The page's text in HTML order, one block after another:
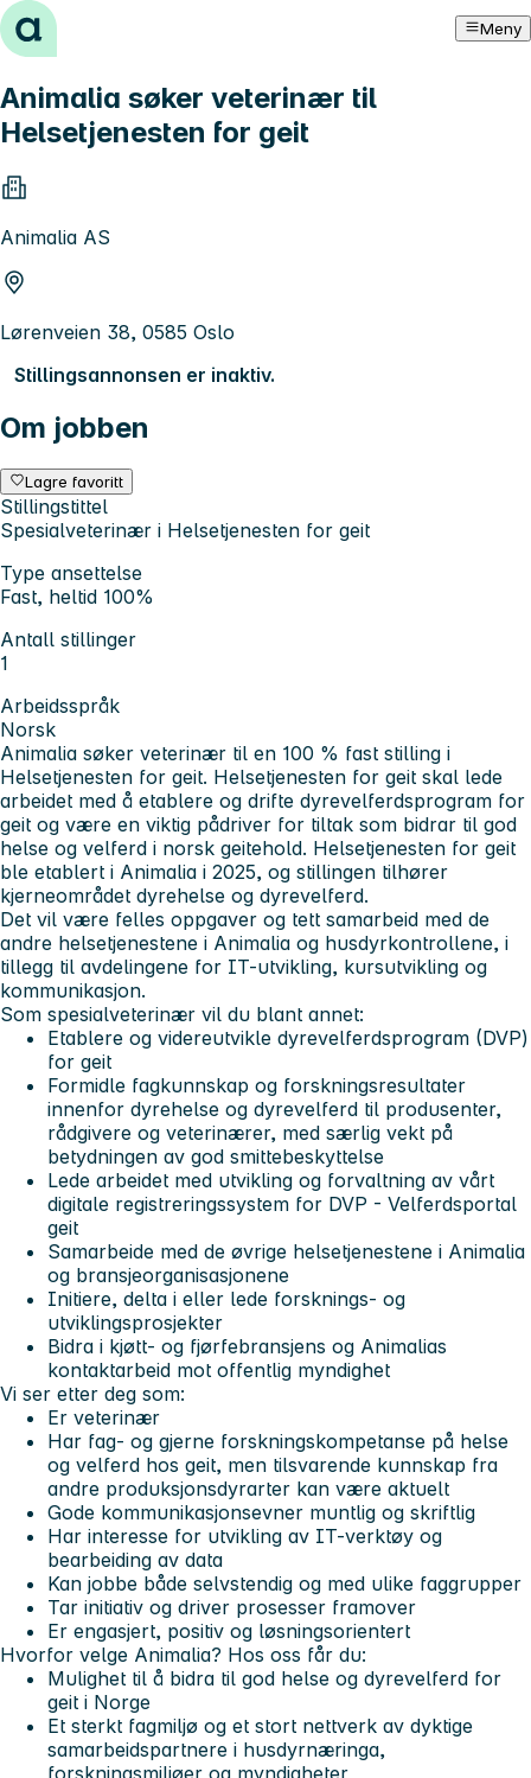
Hopp til innhold Meny
Animalia søker veterinær til
Helsetjenesten for geit
Animalia AS
Lørenveien 38, 0585 Oslo
Stillingsannonsen er inaktiv.
Om jobben
Lagre favoritt
Stillingstittel
Spesialveterinær i Helsetjenesten for geit
Type ansettelse
Fast, heltid 100%
Antall stillinger
1
Arbeidsspråk
Norsk
Animalia søker veterinær til en 100 % fast stilling i
Helsetjenesten for geit. Helsetjenesten for geit skal lede
arbeidet med å etablere og drifte dyrevelferdsprogram for
geit og være en viktig pådriver for tiltak som bidrar til god
helse og velferd i norsk geitehold. Helsetjenesten for geit
ble etablert i Animalia i 2025, og stillingen tilhører
kjerneområdet dyrehelse og dyrevelferd.
Det vil være felles oppgaver og tett samarbeid med de
andre helsetjenestene i Animalia og husdyrkontrollene, i
tillegg til avdelingene for IT-utvikling, kursutvikling og
kommunikasjon.
Som spesialveterinær vil du blant annet:
Etablere og videreutvikle dyrevelferdsprogram (DVP)
for geit
Formidle fagkunnskap og forskningsresultater
innenfor dyrehelse og dyrevelferd til produsenter,
rådgivere og veterinærer, med særlig vekt på
betydningen av god smittebeskyttelse
Lede arbeidet med utvikling og forvaltning av vårt
digitale registreringssystem for DVP - Velferdsportal
geit
Samarbeide med de øvrige helsetjenestene i Animalia
og bransjeorganisasjonene
Initiere, delta i eller lede forsknings- og
utviklingsprosjekter
Bidra i kjøtt- og fjørfebransjens og Animalias
kontaktarbeid mot offentlig myndighet
Vi ser etter deg som:
Er veterinær
Har fag- og gjerne forskningskompetanse på helse
og velferd hos geit, men tilsvarende kunnskap fra
andre produksjonsdyrarter kan være aktuelt
Gode kommunikasjonsevner muntlig og skriftlig
Har interesse for utvikling av IT-verktøy og
bearbeiding av data
Kan jobbe både selvstendig og med ulike faggrupper
Tar initiativ og driver prosesser framover
Er engasjert, positiv og løsningsorientert
Hvorfor velge Animalia? Hos oss får du:
Mulighet til å bidra til god helse og dyrevelferd for
geit i Norge
Et sterkt fagmiljø og et stort nettverk av dyktige
samarbeidspartnere i husdyrnæringa,
forskningsmiljøer og myndigheter